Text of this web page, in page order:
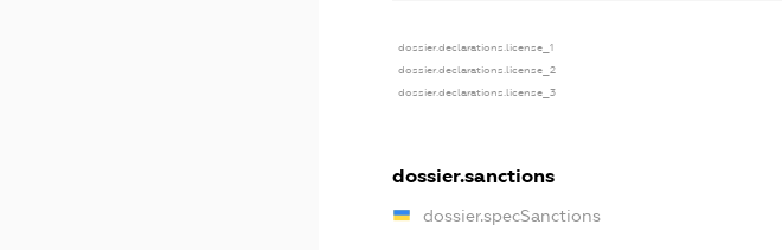
dossier.declarations.license_1
dossier.declarations.license_2
dossier.declarations.license_3
dossier.sanctions
dossier.specSanctions